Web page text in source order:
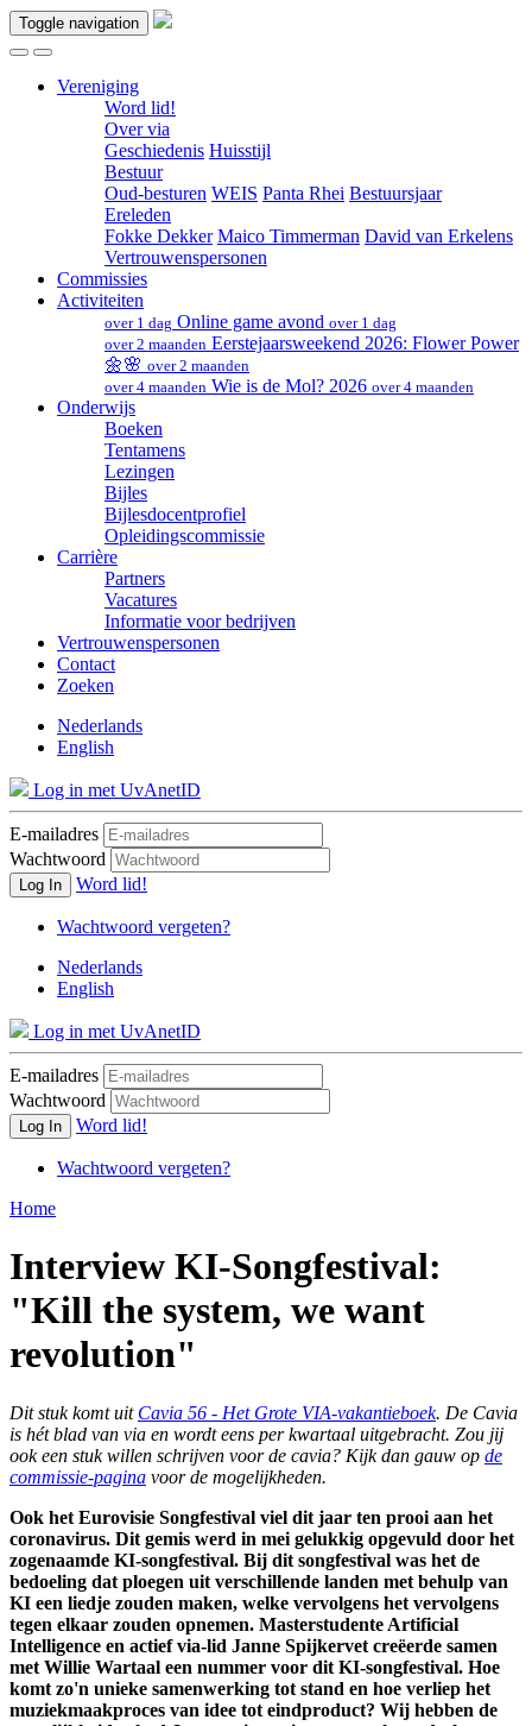
Toggle navigation
Vereniging
Word lid!
Over via
Geschiedenis Huisstijl
Bestuur
Oud-besturen WEIS Panta Rhei Bestuursjaar
Ereleden
Fokke Dekker Maico Timmerman David van Erkelens
Vertrouwenspersonen
Commissies
Activiteiten
over 1 dag Online game avond over 1 dag
over 2 maanden Eerstejaarsweekend 2026: Flower Power
🌼🌸 over 2 maanden
over 4 maanden Wie is de Mol? 2026 over 4 maanden
Onderwijs
Boeken
Tentamens
Lezingen
Bijles
Bijlesdocentprofiel
Opleidingscommissie
Carrière
Partners
Vacatures
Informatie voor bedrijven
Vertrouwenspersonen
Contact
Zoeken
Nederlands
English
Log in met UvAnetID
E-mailadres
Wachtwoord
Log In Word lid!
Wachtwoord vergeten?
Nederlands
English
Log in met UvAnetID
E-mailadres
Wachtwoord
Log In Word lid!
Wachtwoord vergeten?
Home
Interview KI-Songfestival:
"Kill the system, we want
revolution"
Dit stuk komt uit Cavia 56 - Het Grote VIA-vakantieboek. De Cavia
is hét blad van via en wordt eens per kwartaal uitgebracht. Zou jij
ook een stuk willen schrijven voor de cavia? Kijk dan gauw op de
commissie-pagina voor de mogelijkheden.
Ook het Eurovisie Songfestival viel dit jaar ten prooi aan het
coronavirus. Dit gemis werd in mei gelukkig opgevuld door het
zogenaamde KI-songfestival. Bij dit songfestival was het de
bedoeling dat ploegen uit verschillende landen met behulp van
KI een liedje zouden maken, welke vervolgens het vervolgens
tegen elkaar zouden opnemen. Masterstudente Artificial
Intelligence en actief via-lid Janne Spijkervet creëerde samen
met Willie Wartaal een nummer voor dit KI-songfestival. Hoe
komt zo'n unieke samenwerking tot stand en hoe verliep het
muziekmaakproces van idee tot eindproduct? Wij hebben de